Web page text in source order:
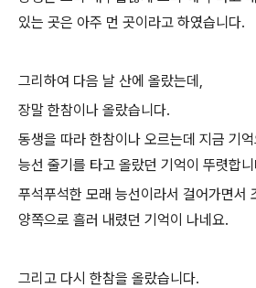
있는 곳은 아주 먼 곳이라고 하였습니다.
그리하여 다음 날 산에 올랐는데,
장말 한참이나 올랐습니다.
동생을 따라 한참이나 오르는데 지금 기
능선 줄기를 타고 올랐던 기억이 뚜렷합
푸석푸석한 모래 능선이라서 걸어가면서
양쪽으로 흘러 내렸던 기억이 나네요.
그리고 다시 한참을 올랐습니다.